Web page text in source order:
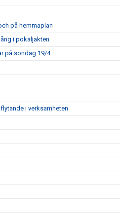
på hemmaplan
i pokaljakten
på söndag 19/4
i verksamheten